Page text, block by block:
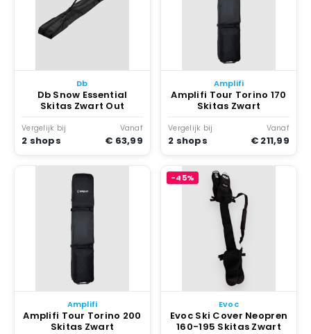
Db
Db Snow Essential
Skitas Zwart Out
Vergelijk bij
2 shops
Vanaf
€ 63,99
Amplifi
Amplifi Tour Torino 170
Skitas Zwart
Vergelijk bij
2 shops
Vanaf
€ 211,99
Amplifi
Amplifi Tour Torino 200
Skitas Zwart
-45%
Evoc
Evoc Ski Cover Neopren
160-195 Skitas Zwart